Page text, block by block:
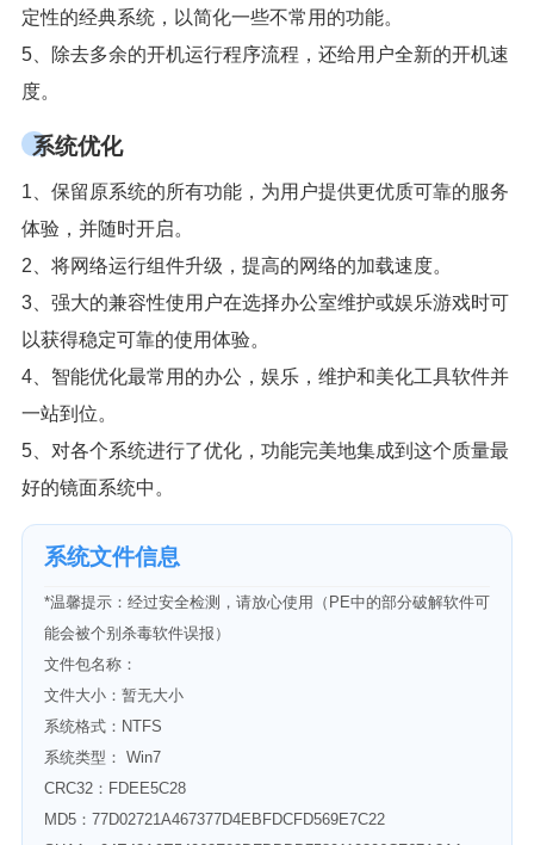
定性的经典系统，以简化一些不常用的功能。
5、除去多余的开机运行程序流程，还给用户全新的开机速
度。
系统优化
1、保留原系统的所有功能，为用户提供更优质可靠的服务
体验，并随时开启。
2、将网络运行组件升级，提高的网络的加载速度。
3、强大的兼容性使用户在选择办公室维护或娱乐游戏时可
以获得稳定可靠的使用体验。
4、智能优化最常用的办公，娱乐，维护和美化工具软件并
一站到位。
5、对各个系统进行了优化，功能完美地集成到这个质量最
好的镜面系统中。
系统文件信息
*温馨提示：经过安全检测，请放心使用（PE中的部分破解软件可
能会被个别杀毒软件误报）
文件包名称：
文件大小：暂无大小
系统格式：NTFS
系统类型： Win7
CRC32：FDEE5C28
MD5：77D02721A467377D4EBFDCFD569E7C22